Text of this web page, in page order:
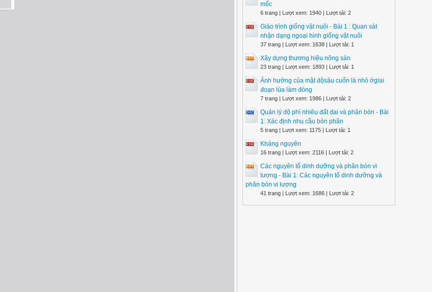
mốc
6 trang | Lượt xem: 1940 | Lượt tải: 2
Giáo trình giống vật nuôi - Bài 1 : Quan sát
nhận dạng ngoại hình giống vật nuôi
37 trang | Lượt xem: 1638 | Lượt tải: 1
Xây dựng thương hiệu nông sản
23 trang | Lượt xem: 1893 | Lượt tải: 1
Ảnh hưởng của mật độsâu cuốn lá nhỏ ởgiai
đoạn lúa làm đòng
7 trang | Lượt xem: 1986 | Lượt tải: 2
Quản lý độ phì nhiêu đất đai và phân bón - Bài
1: Xác định nhu cầu bón phân
5 trang | Lượt xem: 1175 | Lượt tải: 1
Kháng nguyên
16 trang | Lượt xem: 2116 | Lượt tải: 2
Các nguyên tố dinh dưỡng và phân bón vi
lượng - Bài 1: Các nguyên tố dinh dưỡng và
phân bón vi lượng
41 trang | Lượt xem: 1686 | Lượt tải: 2